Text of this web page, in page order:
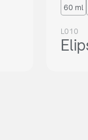
60 ml
L010